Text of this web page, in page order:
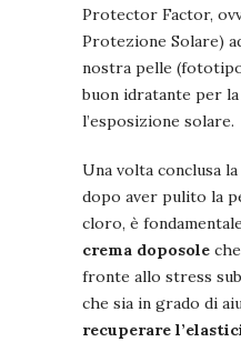
Protector Factor,
Protezione Solare)
nostra pelle
buon idratante per
l’esposizione solare.
Una volta conclusa
dopo aver pulito la
cloro, è fondamentale
crema doposole
fronte allo stress
che sia in grado di
recuperare